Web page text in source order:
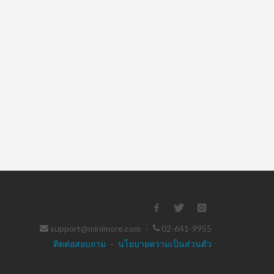
support@minimore.com ·
02-641-9955
ติดต่อสอบถาม · นโยบายความเป็นส่วนตัว